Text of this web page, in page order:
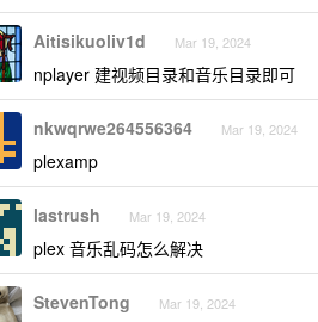
Aitisikuoliv1d Mar 19, 2024
nplayer 建视频目录和音乐目录即可
nkwqrwe264556364 Mar 19, 2024
plexamp
lastrush Mar 19, 2024
plex 音乐乱码怎么解决
StevenTong Mar 19, 2024